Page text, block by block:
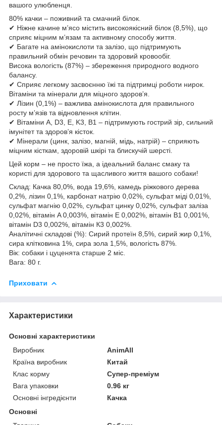
вашого улюбленця.
80% качки – поживний та смачний білок.
✔ Ніжне качине м’ясо містить високоякісний білок (8,5%), що
сприяє міцним м’язам та активному способу життя.
✔ Багате на амінокислоти та залізо, що підтримують
правильний обмін речовин та здоровий кровообіг.
Висока вологість (87%) – збереження природного водного
балансу.
✔ Сприяє легкому засвоєнню їжі та підтримці роботи нирок.
Вітаміни та мінерали для міцного здоров’я.
✔ Лізин (0,1%) – важлива амінокислота для правильного
росту м’язів та відновлення клітин.
✔ Вітаміни A, D3, E, K3, B1 – підтримують гострий зір, сильний
імунітет та здоров’я кісток.
✔ Мінерали (цинк, залізо, магній, мідь, натрій) – сприяють
міцним кісткам, здоровій шкірі та блискучій шерсті.
Цей корм – не просто їжа, а ідеальний баланс смаку та
користі для здорового та щасливого життя вашого собаки!
Склад: Качка 80,0%, вода 19,6%, камедь ріжкового дерева
0,2%, лізин 0,1%, карбонат натрію 0,02%, сульфат міді 0,01%,
сульфат магнію 0,02%, сульфат цинку 0,02%, сульфат заліза
0,02%, вітамін A 0,003%, вітамін Е 0,002%, вітамін В1 0,001%,
вітамін D3 0,002%, вітамін К3 0,002%.
Аналітичні складові (%): Сирий протеїн 8,5%, сирий жир 0,1%,
сира клітковина 1%, сира зола 1,5%, вологість 87%.
Вік: собаки і цуценята старше 2 міс.
Вага: 80 г.
Приховати
Характеристики
Основні характеристики
Виробник
AnimAll
Країна виробник
Китай
Клас корму
Супер-преміум
Вага упаковки
0.96 кг
Основні інгредієнти
Качка
Основні